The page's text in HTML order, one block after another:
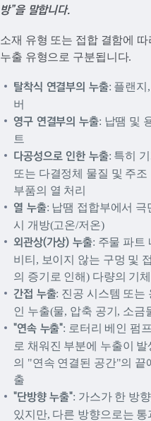
방”을 말합니다.
소재 유형 또는 접합 결함에
누출 유형으로 구분됩니다.
탈착식 연결부의 누출: 플랜지
버
영구 연결부의 누출: 납땜 및
트
다공성으로 인한 누출: 특히
또는 다결정체 물질 및 주조
부품의 열 처리
열 누출: 납땜 접합부에서 극
시 개방(고온/저온)
외관상(가상) 누출: 주물 파트
비티, 보이지 않는 구멍 및
의 증기로 인해) 다량의 기
간접 누출: 진공 시스템 또는
인 누출(물, 압축 공기, 소금
"연속 누출": 로터리 베인 펌
로 채워진 부분에 누출이 발
의 "연속 연결된 공간"의 끝
출
"단방향 누출": 가스가 한 방
있지만, 다른 방향으로는